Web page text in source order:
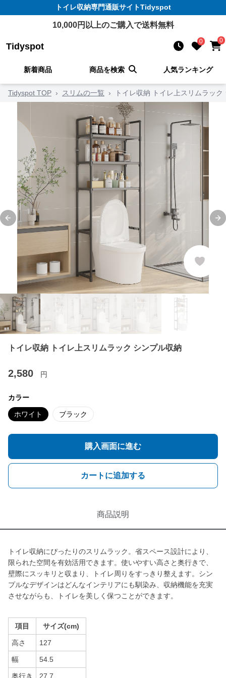
トイレ収納専門通販サイトTidyspot
10,000円以上のご購入で送料無料
Tidyspot 0 0
新着商品 商品を検索 人気ランキング
Tidyspot TOP › スリムの一覧 › トイレ収納 トイレ上スリムラック
Previous slide
トイレ収納 トイレ上スリムラック シンプル収納
2,580 円
カラー
ホワイト ブラック
購入画面に進む
カートに追加する
商品説明
トイレ収納にぴったりのスリムラック。省スペース設計により、
限られた空間を有効活用できます。使いやすい高さと奥行きで、
壁際にスッキリと収まり、トイレ周りをすっきり整えます。シン
プルなデザインはどんなインテリアにも馴染み、収納機能を充実
させながらも、トイレを美しく保つことができます。
項目 サイズ(cm)
高さ 127
幅 54.5
奥行き 27.7